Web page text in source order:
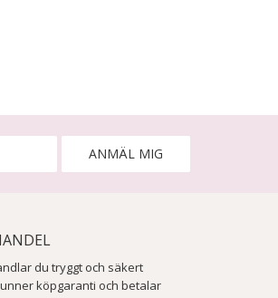
ANMÄL MIG
du tryggt och säkert
köpgaranti och betalar